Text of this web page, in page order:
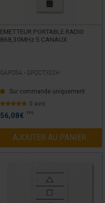
EMETTEUR PORTABLE RADIO
868,30MHz 5 CANAUX
GAPOSA - GPQCTX02H
Sur commande uniquement
0 avis
56,08€ TTC
AJOUTER AU PANIER